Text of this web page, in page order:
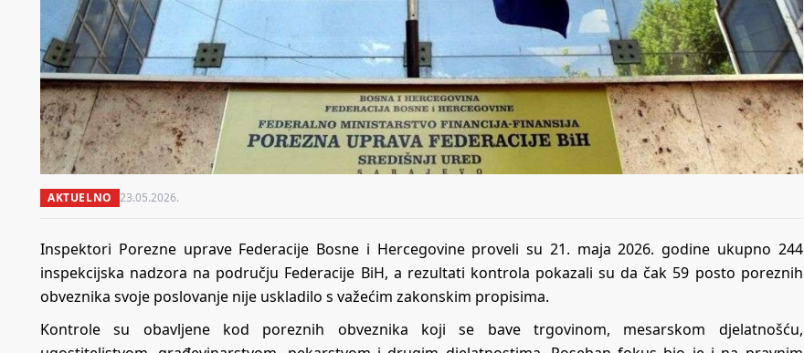
AKTUELNO 23.05.2026.
Inspektori Porezne uprave Federacije Bosne i Hercegovine proveli su 21. maja 2026. godine ukupno 244
inspekcijska nadzora na području Federacije BiH, a rezultati kontrola pokazali su da čak 59 posto poreznih
obveznika svoje poslovanje nije uskladilo s važećim zakonskim propisima.
Kontrole su obavljene kod poreznih obveznika koji se bave trgovinom, mesarskom djelatnošću,